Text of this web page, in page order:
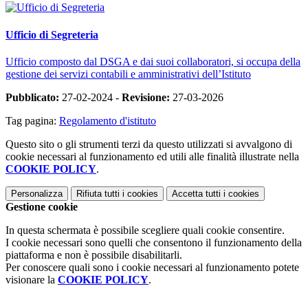
Ufficio di Segreteria
Ufficio composto dal DSGA e dai suoi collaboratori, si occupa della
gestione dei servizi contabili e amministrativi dell’Istituto
Pubblicato: 27-02-2024 - Revisione: 27-03-2026
Tag pagina: Regolamento d'istituto
Questo sito o gli strumenti terzi da questo utilizzati si avvalgono di
cookie necessari al funzionamento ed utili alle finalità illustrate nella
COOKIE POLICY.
Personalizza Rifiuta tutti i cookies Accetta tutti i cookies
Gestione cookie
In questa schermata è possibile scegliere quali cookie consentire.
I cookie necessari sono quelli che consentono il funzionamento della
piattaforma e non è possibile disabilitarli.
Per conoscere quali sono i cookie necessari al funzionamento potete
visionare la COOKIE POLICY.